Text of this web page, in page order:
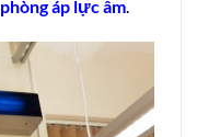
phòng áp lực âm.